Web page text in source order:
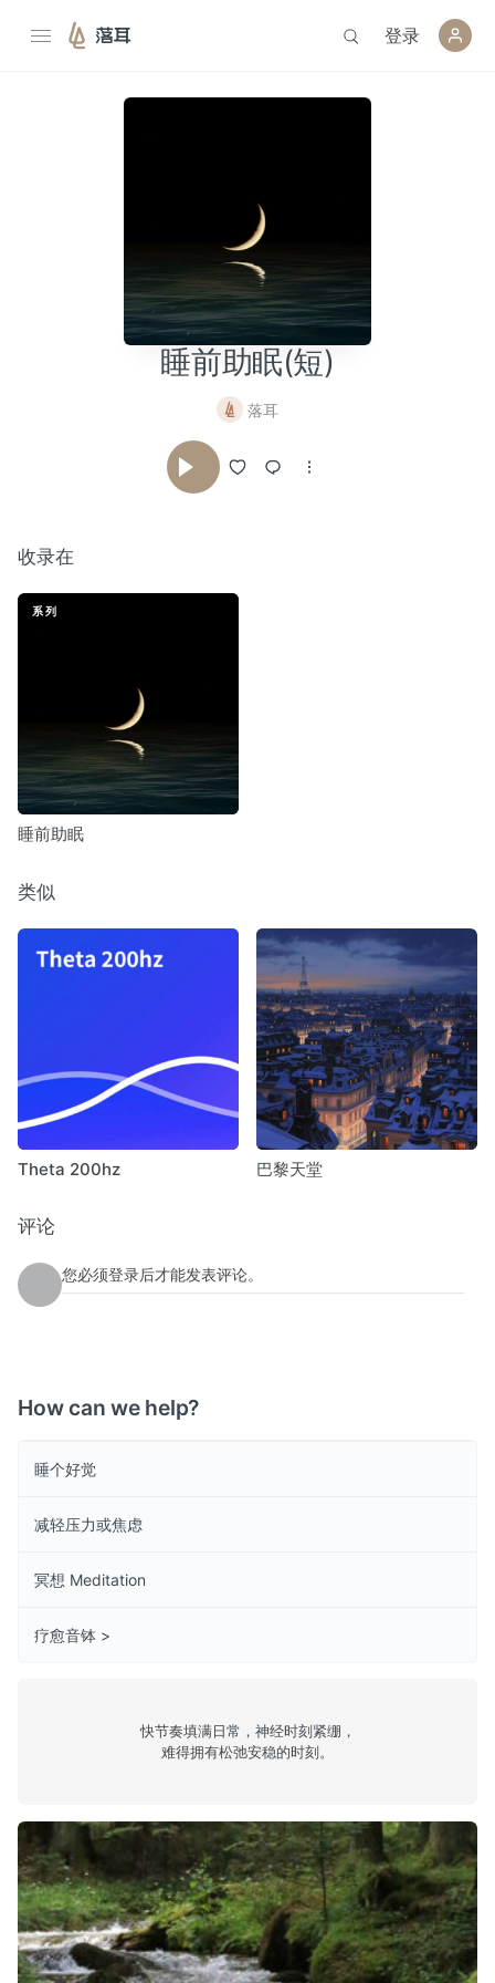
落耳 登录
睡前助眠(短)
落耳
收录在
系列
睡前助眠
类似
Theta 200hz 巴黎天堂
评论
您必须登录后才能发表评论。
How can we help?
睡个好觉
减轻压力或焦虑
冥想 Meditation
疗愈音钵 >
快节奏填满日常，神经时刻紧绷，
难得拥有松弛安稳的时刻。